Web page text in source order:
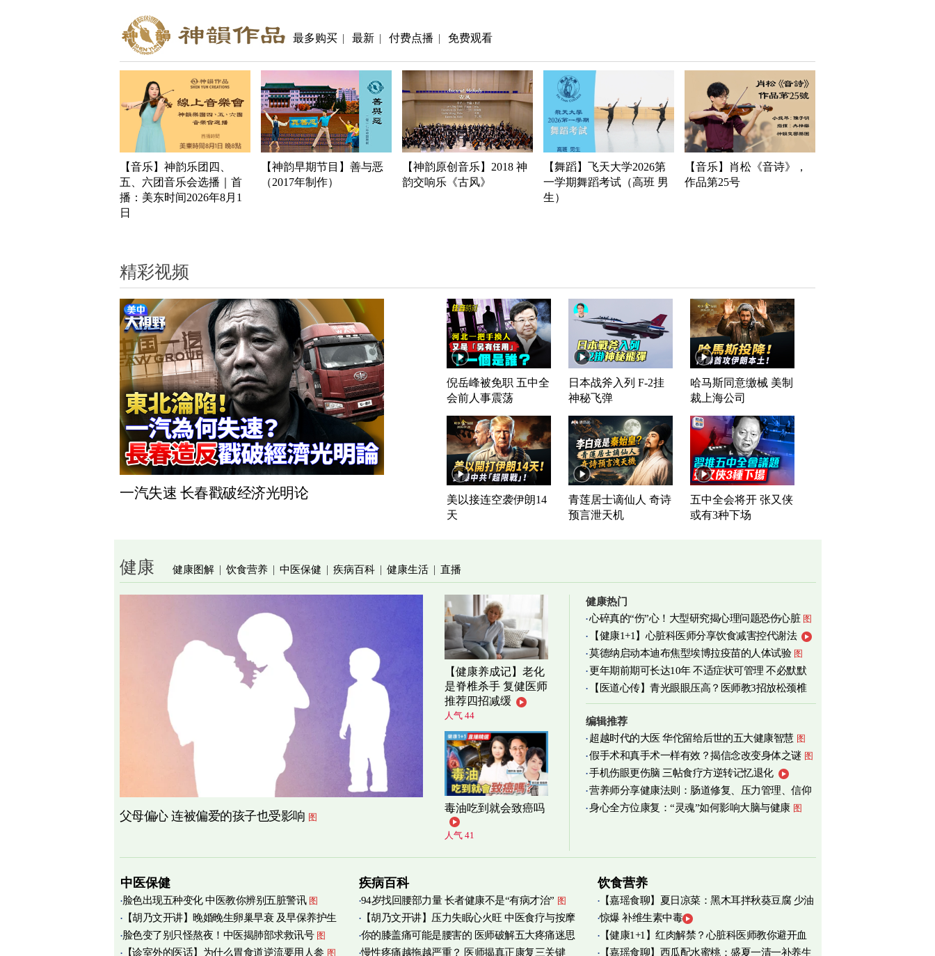
最多购买 | 最新 | 付费点播 | 免费观看
【音乐】神韵乐团四、
五、六团音乐会选播｜首
播：美东时间2026年8月1
日
【神韵早期节目】善与恶
（2017年制作）
【神韵原创音乐】2018 神
韵交响乐《古风》
【舞蹈】飞天大学2026第
一学期舞蹈考试（高班 男
生）
【音乐】肖松《音诗》，
作品第25号
精彩视频
一汽失速 长春戳破经济光明论
倪岳峰被免职 五中全
会前人事震荡
日本战斧入列 F-2挂
神秘飞弹
哈马斯同意缴械 美制
裁上海公司
美以接连空袭伊朗14
天
青莲居士谪仙人 奇诗
预言泄天机
五中全会将开 张又侠
或有3种下场
健康 健康图解 | 饮食营养 | 中医保健 | 疾病百科 | 健康生活 | 直播
父母偏心 连被偏爱的孩子也受影响 图
【健康养成记】老化
是脊椎杀手 复健医师
推荐四招减缓
人气 44
毒油吃到就会致癌吗
人气 41
健康热门
心碎真的“伤”心！大型研究揭心理问题恐伤心脏 图
【健康1+1】心脏科医师分享饮食减害控代谢法
莫德纳启动本迪布焦型埃博拉疫苗的人体试验 图
更年期前期可长达10年 不适症状可管理 不必默默
忍受 图
【医道心传】青光眼眼压高？医师教3招放松颈椎
图
编辑推荐
超越时代的大医 华佗留给后世的五大健康智慧 图
假手术和真手术一样有效？揭信念改变身体之谜 图
手机伤眼更伤脑 三帖食疗方逆转记忆退化
营养师分享健康法则：肠道修复、压力管理、信仰
实践 图
身心全方位康复：“灵魂”如何影响大脑与健康 图
中医保健
脸色出现五种变化 中医教你辨别五脏警讯 图
【胡乃文开讲】晚婚晚生卵巢早衰 及早保养护生
育
脸色变了别只怪熬夜！中医揭肺部求救讯号 图
【诊室外的医话】为什么胃食道逆流要用人参 图
疾病百科
94岁找回腰部力量 长者健康不是“有病才治” 图
【胡乃文开讲】压力失眠心火旺 中医食疗与按摩
自救
你的膝盖痛可能是腰害的 医师破解五大疼痛迷思
图
慢性疼痛越拖越严重？ 医师揭真正康复三关键
饮食营养
【嘉瑶食聊】夏日凉菜：黑木耳拌秋葵豆腐 少油
烟清爽养心 图
惊爆 补维生素中毒
【健康1+1】红肉解禁？心脏科医师教你避开血
【嘉瑶食聊】西瓜配水蜜桃：盛夏一清一补养生